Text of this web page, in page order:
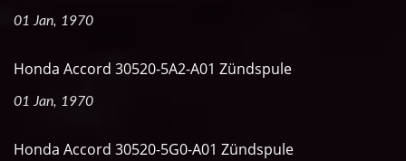
01 Jan, 1970
Honda Accord 30520-5A2-A01 Zündspule
01 Jan, 1970
Honda Accord 30520-5G0-A01 Zündspule